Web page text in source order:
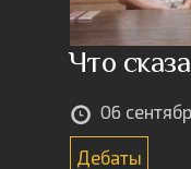
Что
06
Дебаты